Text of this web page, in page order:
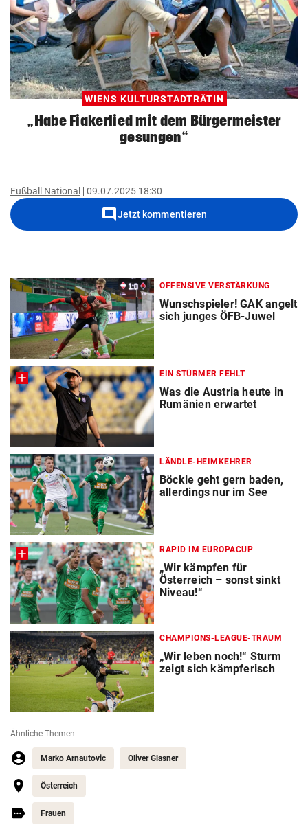
WIENS KULTURSTADTRÄTIN
„Habe Fiakerlied mit dem Bürgermeister
gesungen“
Fußball National 09.07.2025 18:30
commentJetzt kommentieren
OFFENSIVE VERSTÄRKUNG
Wunschspieler! GAK angelt
sich junges ÖFB-Juwel
EIN STÜRMER FEHLT
Was die Austria heute in
Rumänien erwartet
LÄNDLE-HEIMKEHRER
Böckle geht gern baden,
allerdings nur im See
RAPID IM EUROPACUP
„Wir kämpfen für
Österreich – sonst sinkt
Niveau!“
CHAMPIONS-LEAGUE-TRAUM
„Wir leben noch!“ Sturm
zeigt sich kämpferisch
Ähnliche Themen
Marko Arnautovic Oliver Glasner
Österreich
Frauen